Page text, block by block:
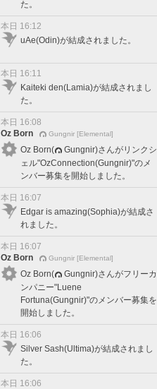
た。
本日 16:12
uAe(Odin)が結成されました。
本日 16:11
Kaiteki den(Lamia)が結成されまし
た。
本日 16:08
Oz Born
Gungnir [Elemental]
Oz Born(
Gungnir)さんがリンクシ
ェル"OzConnection(Gungnir)"のメ
ンバー募集を開始しました。
本日 16:07
Edgar is amazing(Sophia)が結成さ
れました。
本日 16:07
Oz Born
Gungnir [Elemental]
Oz Born(
Gungnir)さんがフリーカ
ンパニー"Luene
Fortuna(Gungnir)"のメンバー募集を
開始しました。
本日 16:06
Silver Sash(Ultima)が結成されまし
た。
本日 16:06